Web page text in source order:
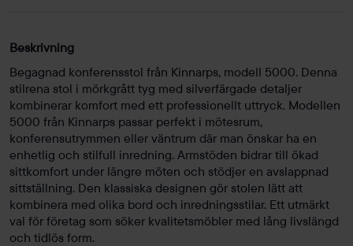
Beskrivning
Begagnad konferensstol från Kinnarps, modell 5000. Denna
stilrena stol i mörkgrått tyg med silverfärgade detaljer
kombinerar komfort med ett professionellt uttryck. Modellen
5000 från Kinnarps passar perfekt i mötesrum,
konferensutrymmen eller väntrum där man önskar ha en
enhetlig och stilfull inredning. Armstöden bidrar till ökad
sittkomfort under längre möten och stödjer en avslappnad
sittställning. Den klassiska designen gör stolen lätt att
kombinera med olika bord och inredningsstilar. Ett utmärkt
val för företag som söker kvalitetsmöbler med lång livslängd
och tidlös form.